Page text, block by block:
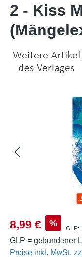
2 - Kiss
Bildergalerie
Verkaufspreis:
8,99 € %
GLP:
GLP = gebundener
Preise inkl. MwSt.